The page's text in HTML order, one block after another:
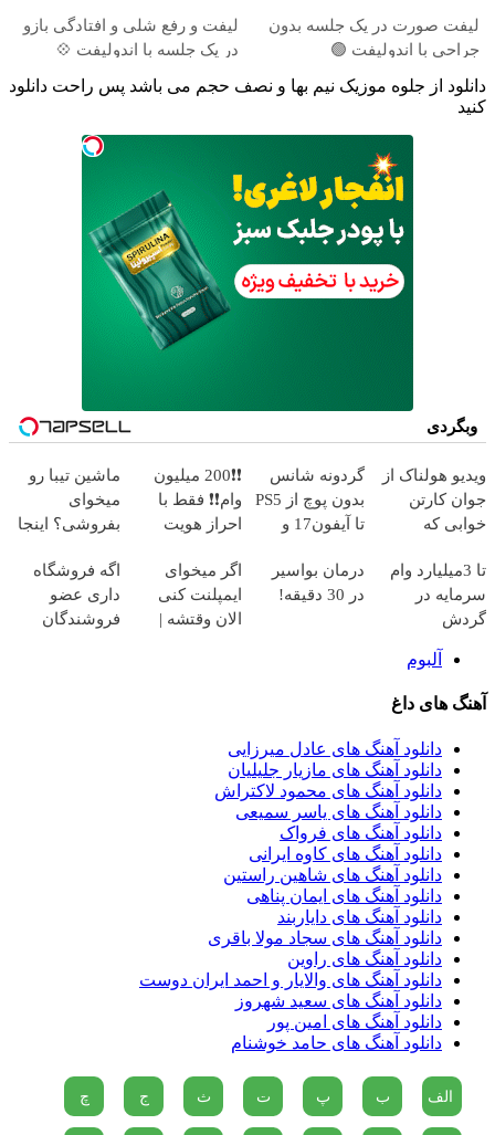
لیفت صورت در یک جلسه بدون
جراحی با اندولیفت 🟢
لیفت و رفع شلی و افتادگی بازو
در یک جلسه با اندولیفت 💠
دانلود از جلوه موزیک نیم بها و نصف حجم می باشد پس راحت دانلود
کنید
وبگردی
ویدیو هولناک از
جوان کارتن
خوابی که
آموزش رایگان
گردونه شانس
بدون پوچ از PS5
تا آیفون17 و
❗❗200 میلیون
وام❗❗ فقط با
احراز هویت
ماشین تیبا رو
میخوای
بفروشی؟ اینجا
چند ساعت
بفروشش
تا 3میلیارد وام
سرمایه در
گردش
فروشگاهت رو
ثبت کن
درمان بواسیر
در 30 دقیقه!
اگر میخوای
ایمپلنت کنی
الان وقتشه |
اگه فروشگاه
داری عضو
فروشندگان
آلبوم
آهنگ های داغ
دانلود آهنگ های عادل میرزایی
دانلود آهنگ های مازیار جلیلیان
دانلود آهنگ های محمود لاکتراش
دانلود آهنگ های یاسر سمیعی
دانلود آهنگ های فرواک
دانلود آهنگ های کاوه ایرانی
دانلود آهنگ های شاهین راستین
دانلود آهنگ های ایمان پناهی
دانلود آهنگ های دایاربند
دانلود آهنگ های سجاد مولا باقری
دانلود آهنگ های راوین
دانلود آهنگ های والایار و احمد ایران دوست
دانلود آهنگ های سعید شهروز
دانلود آهنگ های امین پور
دانلود آهنگ های حامد خوشنام
الف ب پ ت ث ج چ